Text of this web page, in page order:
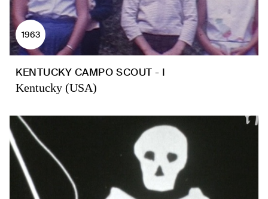
1963
KENTUCKY CAMPO SCOUT - I
Kentucky (USA)